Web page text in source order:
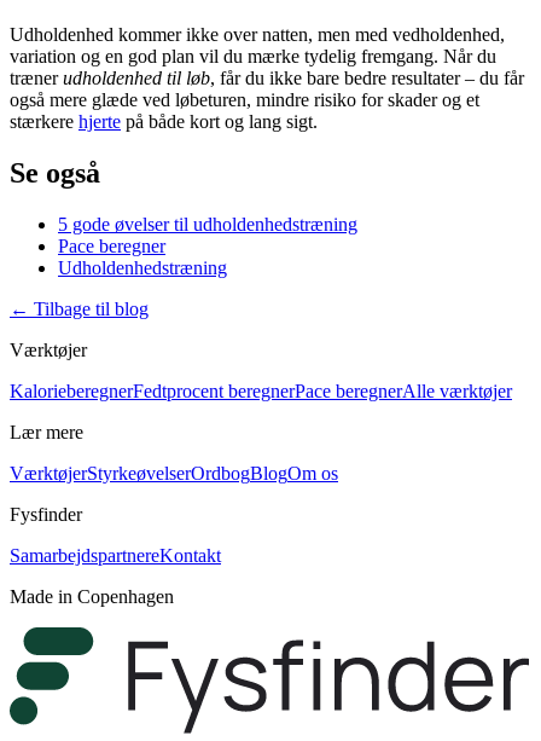
Udholdenhed kommer ikke over natten, men med vedholdenhed,
variation og en god plan vil du mærke tydelig fremgang. Når du
trænerudholdenhed til løb, får du ikke bare bedre resultater – du får
også mere glæde ved løbeturen, mindre risiko for skader og et
stærkere hjerte på både kort og lang sigt.
Se også
5 gode øvelser til udholdenhedstræning
Pace beregner
Udholdenhedstræning
← Tilbage til blog
Værktøjer
KalorieberegnerFedtprocent beregnerPace beregnerAlle værktøjer
Lær mere
VærktøjerStyrkeøvelserOrdbogBlogOm os
Fysfinder
SamarbejdspartnereKontakt
Made in Copenhagen